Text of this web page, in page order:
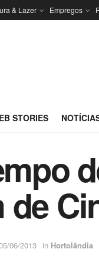
& Lazer Empregos
STORIES
06/2013 in Hortolândia